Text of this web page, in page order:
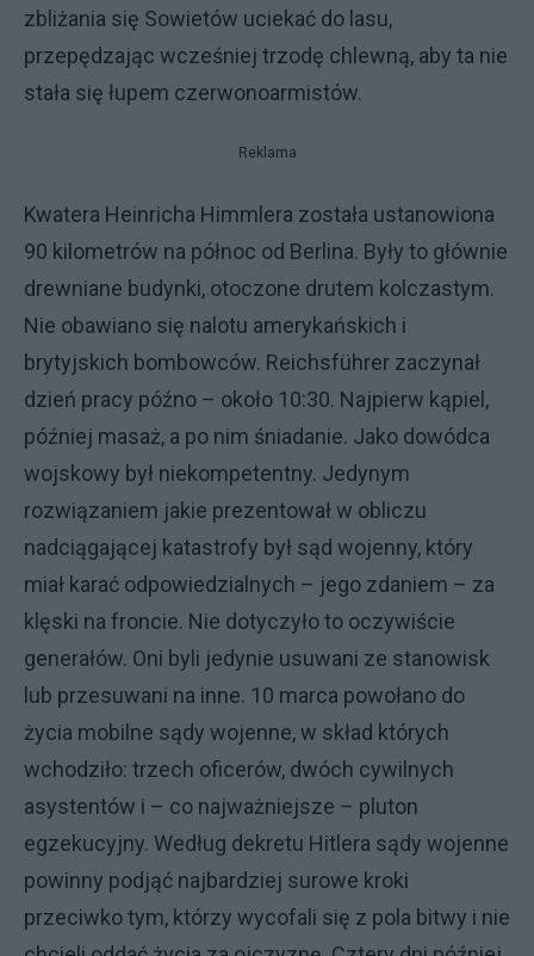
zbliżania się Sowietów uciekać do lasu,
przepędzając wcześniej trzodę chlewną, aby ta nie
stała się łupem czerwonoarmistów.
Reklama
Kwatera Heinricha Himmlera została ustanowiona
90 kilometrów na północ od Berlina. Były to głównie
drewniane budynki, otoczone drutem kolczastym.
Nie obawiano się nalotu amerykańskich i
brytyjskich bombowców. Reichsführer zaczynał
dzień pracy późno – około 10:30. Najpierw kąpiel,
później masaż, a po nim śniadanie. Jako dowódca
wojskowy był niekompetentny. Jedynym
rozwiązaniem jakie prezentował w obliczu
nadciągającej katastrofy był sąd wojenny, który
miał karać odpowiedzialnych – jego zdaniem – za
klęski na froncie. Nie dotyczyło to oczywiście
generałów. Oni byli jedynie usuwani ze stanowisk
lub przesuwani na inne. 10 marca powołano do
życia mobilne sądy wojenne, w skład których
wchodziło: trzech oficerów, dwóch cywilnych
asystentów i – co najważniejsze – pluton
egzekucyjny. Według dekretu Hitlera sądy wojenne
powinny podjąć najbardziej surowe kroki
przeciwko tym, którzy wycofali się z pola bitwy i nie